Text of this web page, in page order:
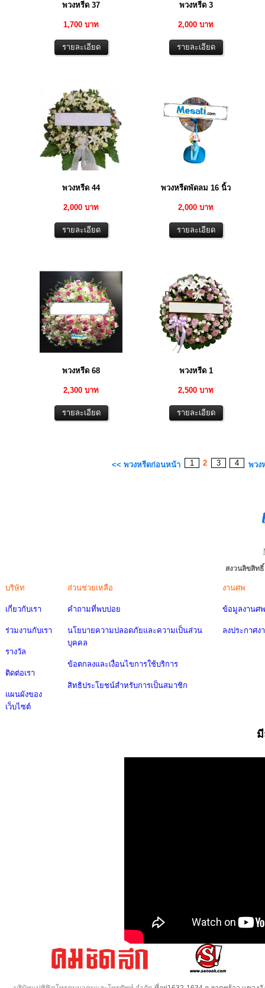
พวงหรีด 37
1,700 บาท
พวงหรีด 3
2,000 บาท
พวงหรีด 44
2,000 บาท
พวงหรีดพัดลม 16 นิ้ว
2,000 บาท
พวงหรีด 68
2,300 บาท
พวงหรีด 1
2,500 บาท
<< พวงหรีดก่อนหน้า 1 2 3 4 พวง
สงวนลิขสิท
บริษัท
เกี่ยวกับเรา
ร่วมงานกับเรา
รางวัล
ติดต่อเรา
แผนผังของ
เว็บไซต์
ส่วนช่วยเหลือ
คำถามที่พบบ่อย
นโยบายความปลอดภัยและความเป็นส่วน
บุคคล
ข้อตกลงและเงื่อนไขการใช้บริการ
สิทธิประโยชน์สำหรับการเป็นสมาชิก
งานศพ
ข้อมูลงานศพ
ลงประกาศง